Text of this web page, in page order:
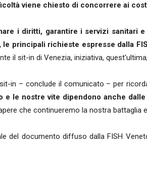
viene chiesto di concorrere ai
i diritti, garantire i servizi sanitari
principali richieste espresse dalla
il sit-in di Venezia, iniziativa,
in – conclude il comunicato – per
e le nostre vite dipendono anche
che continueremo la nostra battaglia
del documento diffuso dalla FISH